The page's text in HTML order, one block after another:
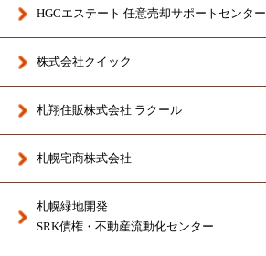
HGCエステート 任意売却サポートセンター
株式会社クイック
札翔住販株式会社 ラクール
札幌宅商株式会社
札幌緑地開発
SRK債権・不動産流動化センター